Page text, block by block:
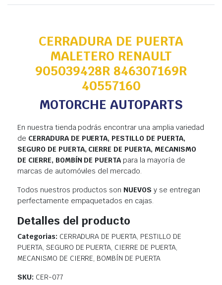
CERRADURA DE PUERTA
MALETERO RENAULT
905039428R 846307169R
40557160
MOTORCHE AUTOPARTS
En nuestra tienda podrás encontrar una amplia variedad
de CERRADURA DE PUERTA, PESTILLO DE PUERTA,
SEGURO DE PUERTA, CIERRE DE PUERTA, MECANISMO
DE CIERRE, BOMBÍN DE PUERTA para la mayoría de
marcas de automóviles del mercado.
Todos nuestros productos son NUEVOS y se entregan
perfectamente empaquetados en cajas.
Detalles del producto
Categorias: CERRADURA DE PUERTA, PESTILLO DE
PUERTA, SEGURO DE PUERTA, CIERRE DE PUERTA,
MECANISMO DE CIERRE, BOMBÍN DE PUERTA
SKU: CER-077